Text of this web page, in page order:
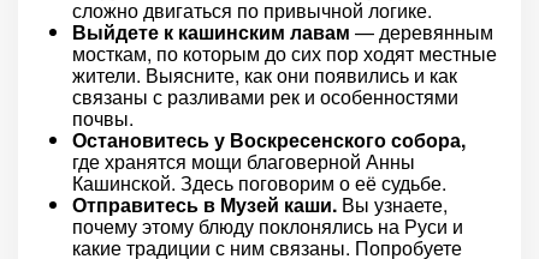
сложно двигаться по привычной логике.
Выйдете к кашинским лавам — деревянным
мосткам, по которым до сих пор ходят местные
жители. Выясните, как они появились и как
связаны с разливами рек и особенностями
почвы.
Остановитесь у Воскресенского собора,
где хранятся мощи благоверной Анны
Кашинской. Здесь поговорим о её судьбе.
Отправитесь в Музей каши. Вы узнаете,
почему этому блюду поклонялись на Руси и
какие традиции с ним связаны. Попробуете